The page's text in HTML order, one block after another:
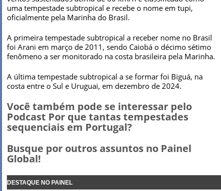
uma tempestade subtropical e recebe o nome em tupi,
oficialmente pela Marinha do Brasil.
A primeira tempestade subtropical a receber nome no Brasil
foi Arani em março de 2011, sendo Caiobá o décimo sétimo
fenômeno a ser monitorado na costa brasileira pela Marinha.
A última tempestade subtropical a se formar foi Biguá, na
costa entre o Sul e Uruguai, em dezembro de 2024.
Você também pode se interessar pelo
Podcast Por que tantas tempestades
sequenciais em Portugal?
Busque por outros assuntos no Painel
Global!
DESTAQUE NO PAINEL